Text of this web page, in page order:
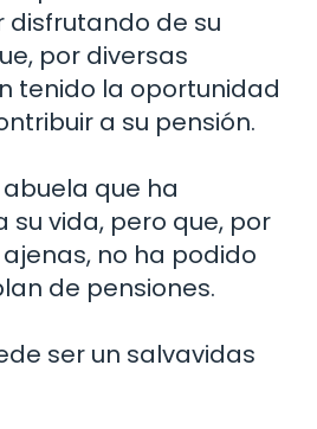
de su
por diversas
tenido la oportunidad
a su pensión.
que ha
vida, pero que, por
no ha podido
de pensiones.
ser un salvavidas